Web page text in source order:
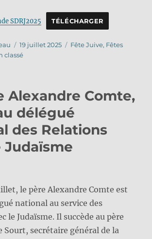
SDRJ2025 TÉLÉCHARGER
Publié
le
19 juillet 2025 Catégories
Fête Juive, Fêtes
classé
Alexandre Comte,
délégué
des Relations
Judaïsme
le père Alexandre Comte est
national au service des
le Judaïsme. Il succède au père
Sourt, secrétaire général de la